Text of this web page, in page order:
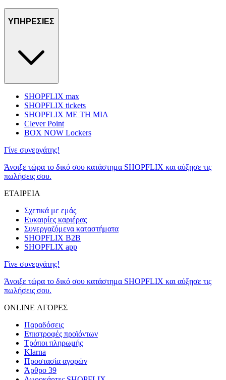
ΥΠΗΡΕΣΙΕΣ
SHOPFLIX max
SHOPFLIX tickets
SHOPFLIX ΜΕ ΤΗ ΜΙΑ
Clever Point
BOX NOW Lockers
Γίνε συνεργάτης!
Άνοιξε τώρα το δικό σου κατάστημα SHOPFLIX και αύξησε τις
πωλήσεις σου.
ΕΤΑΙΡΕΙΑ
Σχετικά με εμάς
Ευκαιρίες καριέρας
Συνεργαζόμενα καταστήματα
SHOPFLIX B2B
SHOPFLIX app
Γίνε συνεργάτης!
Άνοιξε τώρα το δικό σου κατάστημα SHOPFLIX και αύξησε τις
πωλήσεις σου.
ONLINE ΑΓΟΡΕΣ
Παραδόσεις
Επιστροφές προϊόντων
Τρόποι πληρωμής
Klarna
Προστασία αγορών
Άρθρο 39